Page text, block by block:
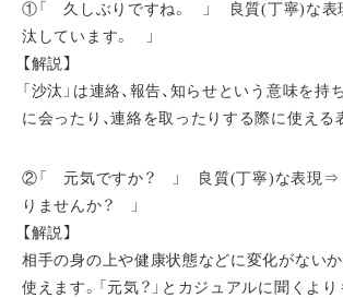
①「 久しぶりですね。 」 良質(丁寧)な
汰しています。 」
【解説】
「沙汰」は連絡、報告、知らせという意味を持
に会ったり、連絡を取ったりする際に使える
②「 元気ですか？ 」 良質(丁寧)な表現
りませんか？ 」
【解説】
相手の身の上や健康状態などに変化がない
使えます。「元気？」とカジュアルに聞くよ